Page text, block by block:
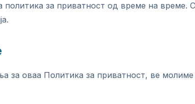
за приватност од време на време.
за оваа Политика за приватност, ве молиме